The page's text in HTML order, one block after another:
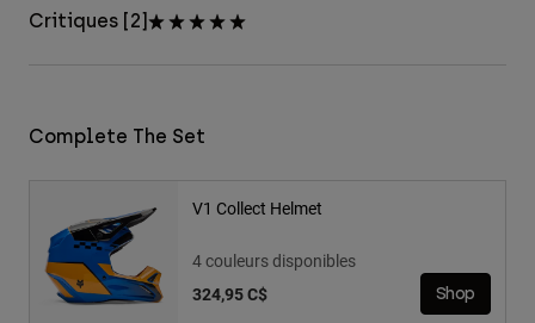
Critiques [2]
Complete The Set
V1 Collect Helmet
4 couleurs disponibles
324,95 C$
Shop